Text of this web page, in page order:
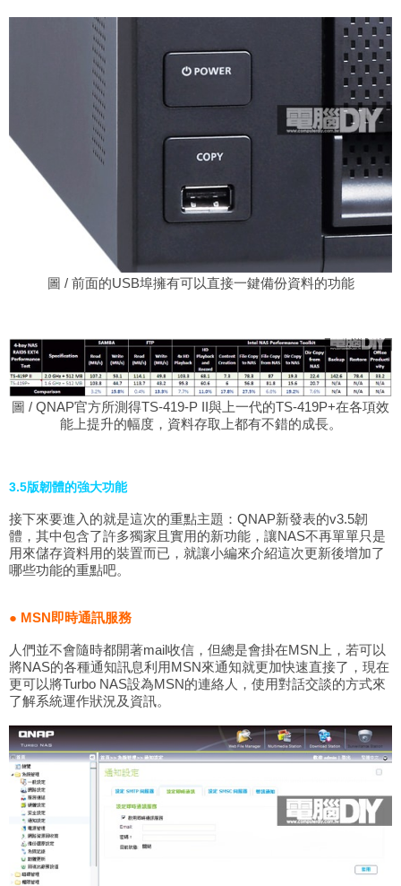
圖 / 前面的USB埠擁有可以直接一鍵備份資料的功能
圖 / QNAP官方所測得TS-419-P II與上一代的TS-419P+在各項效
能上提升的幅度，資料存取上都有不錯的成長。
3.5版韌體的強大功能
接下來要進入的就是這次的重點主題：QNAP新發表的v3.5韌
體，其中包含了許多獨家且實用的新功能，讓NAS不再單單只是
用來儲存資料用的裝置而已，就讓小編來介紹這次更新後增加了
哪些功能的重點吧。
● MSN即時通訊服務
人們並不會隨時都開著mail收信，但總是會掛在MSN上，若可以
將NAS的各種通知訊息利用MSN來通知就更加快速直接了，現在
更可以將Turbo NAS設為MSN的連絡人，使用對話交談的方式來
了解系統運作狀況及資訊。